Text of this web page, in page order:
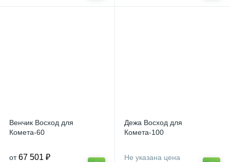
Венчик Восход для
Комета-60
от 67 501 ₽
Дежа Восход для
Комета-100
Не указана цена